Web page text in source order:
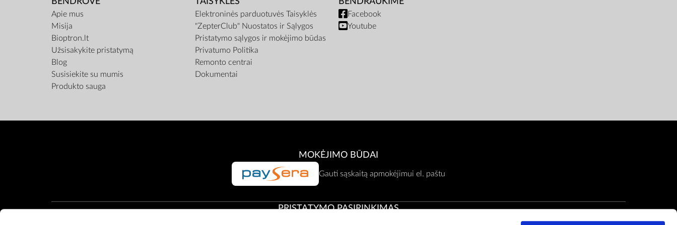
Apie mus
Misija
Bioptron.lt
Užsisakykite pristatymą
Blog
Susisiekite su mumis
Produkto sauga
Elektroninės parduotuvės Taisyklės
"ZepterClub" Nuostatos ir Sąlygos
Pristatymo sąlygos ir mokėjimo būdas
Privatumo Politika
Remonto centrai
Dokumentai
Facebook
Youtube
MOKĖJIMO BŪDAI
Gauti sąskaitą apmokėjimui el. paštu
PRISTATYMO PASIRINKIMAS